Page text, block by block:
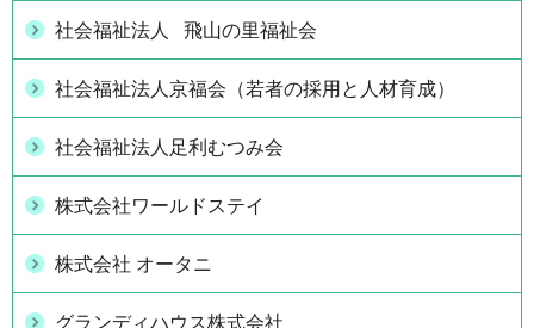
社会福祉法人 飛山の里福祉会
社会福祉法人京福会（若者の採用と人材育成）
社会福祉法人足利むつみ会
株式会社ワールドステイ
株式会社 オータニ
グランディハウス株式会社